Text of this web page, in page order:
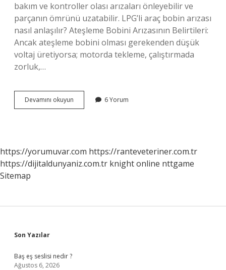
bakım ve kontroller olası arızaları önleyebilir ve
parçanın ömrünü uzatabilir. LPG’li araç bobin arızası
nasıl anlaşılır? Ateşleme Bobini Arızasının Belirtileri:
Ancak ateşleme bobini olması gerekenden düşük
voltaj üretiyorsa; motorda tekleme, çalıştırmada
zorluk,…
Devamını okuyun Ateşleme
Bobini
6 Yorum
https://yorumuvar.com https://ranteveteriner.com.tr
https://dijitaldunyaniz.com.tr knight online nttgame
Sitemap
Sidebar
Son Yazılar
Baş eş seslisi nedir ?
Ağustos 6, 2026